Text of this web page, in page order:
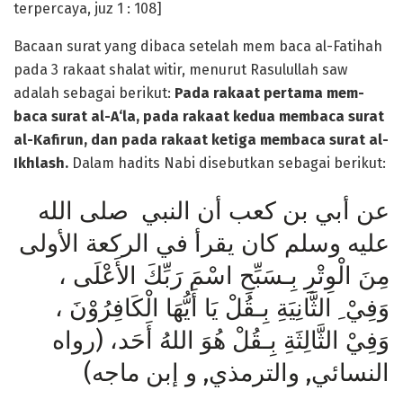
terpercaya, juz 1 : 108]
Bacaan surat yang dibaca setelah mem­ baca al-Fatihah
pada 3 rakaat shalat witir, menurut Rasulullah saw
adalah sebagai berikut: Pada rakaat pertama mem­
baca surat al-A‘la, pada rakaat kedua membaca surat
al-Kafirun, dan pada rakaat ketiga membaca surat al-
Ikhlash. Dalam hadits Nabi disebutkan sebagai berikut:
عن أبي بن كعب أن النبي صلى الله
عليه وسلم كان يقرأ في الركعة الأولى
مِنَ الْوِتْرِ بِـسَبِّحِ اسْمَ رَبِّكَ الأَعْلَى ،
وَفِيْ ِ الثَّانِيَةِ بِـقُلْ يَا أَيُّهَا الْكَافِرُوْنَ ،
وَفِيْ الثَّالِثَةِ بِـقُلْ هُوَ اللهُ أَحَد، (رواه
النسائي, والترمذي, و إبن ماجه)